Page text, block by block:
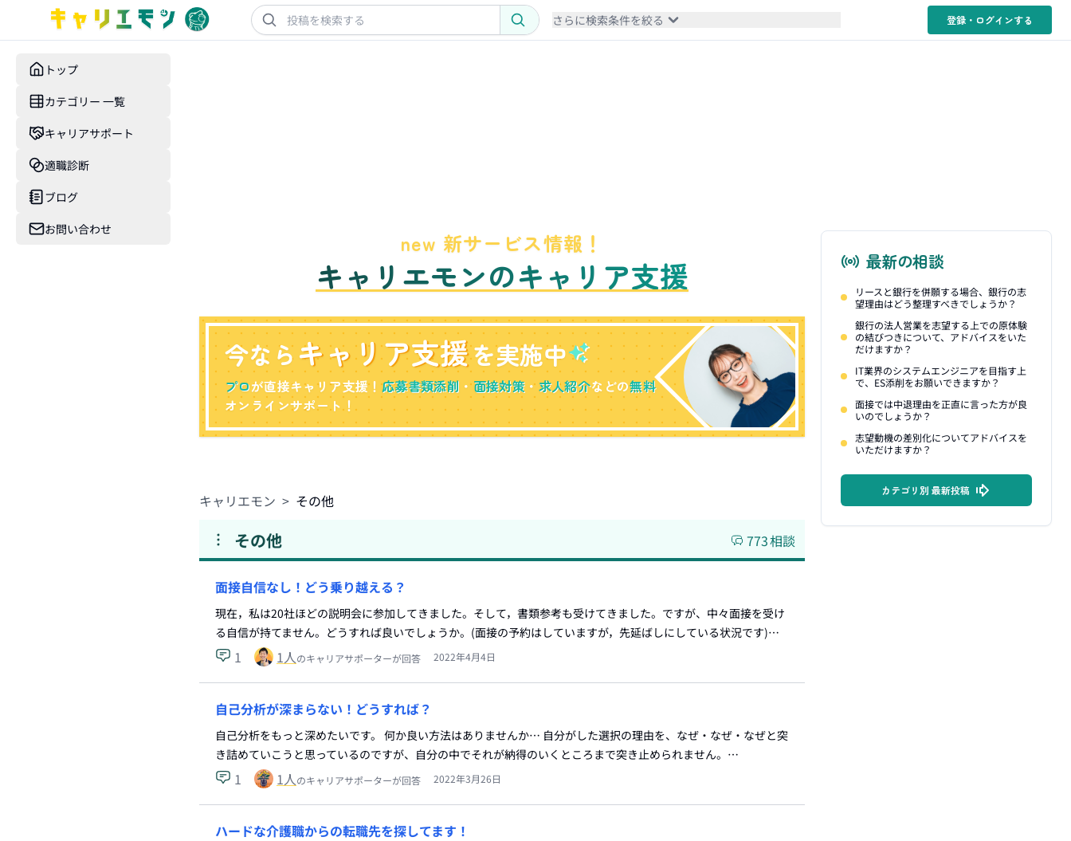
さらに検索条件を絞る 登録・ログインする
トップ
カテゴリー 一覧
キャリアサポート
適職診断
ブログ
お問い合わせ
new 新サービス情報！
キャリエモンのキャリア支援
今ならキャリア支援を実施中
プロが直接キャリア支援！応募書類添削 ・面接対策 ・求人紹介などの無料
オンラインサポート！
キャリエモン > その他
その他 773相談
面接自信なし！どう乗り越える？
現在，私は20社ほどの説明会に参加してきました。そして，書類参考も受けてきました。ですが、中々面接を受け
る自信が持てません。どうすれば良いでしょうか。(面接の予約はしていますが，先延ばしにしている状況です)…
1 1人のキャリアサポーターが回答 2022年4月4日
自己分析が深まらない！どうすれば？
自己分析をもっと深めたいです。 何か良い方法はありませんか… 自分がした選択の理由を、なぜ・なぜ・なぜと突
き詰めていこうと思っているのですが、自分の中でそれが納得のいくところまで突き止められません。…
1 1人のキャリアサポーターが回答 2022年3月26日
ハードな介護職からの転職先を探してます！
最新の相談
リースと銀行を併願する場合、銀行の志
望理由はどう整理すべきでしょうか？
銀行の法人営業を志望する上での原体験
の結びつきについて、アドバイスをいた
だけますか？
IT業界のシステムエンジニアを目指す上
で、ES添削をお願いできますか？
面接では中退理由を正直に言った方が良
いのでしょうか？
志望動機の差別化についてアドバイスを
いただけますか？
カテゴリ別 最新投稿